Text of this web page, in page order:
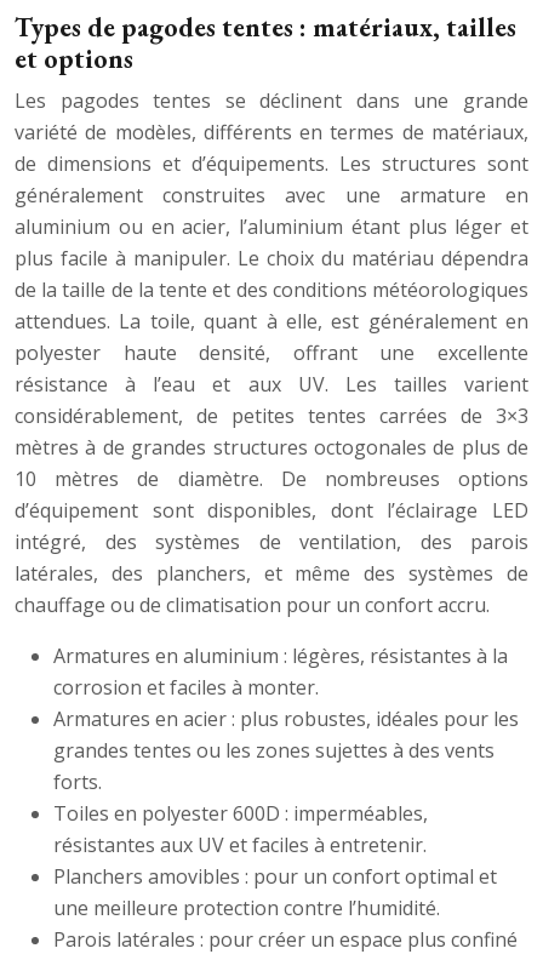
Types de pagodes tentes : matériaux, tailles
et options
Les pagodes tentes se déclinent dans une grande
variété de modèles, différents en termes de matériaux,
de dimensions et d’équipements. Les structures sont
généralement construites avec une armature en
aluminium ou en acier, l’aluminium étant plus léger et
plus facile à manipuler. Le choix du matériau dépendra
de la taille de la tente et des conditions météorologiques
attendues. La toile, quant à elle, est généralement en
polyester haute densité, offrant une excellente
résistance à l’eau et aux UV. Les tailles varient
considérablement, de petites tentes carrées de 3×3
mètres à de grandes structures octogonales de plus de
10 mètres de diamètre. De nombreuses options
d’équipement sont disponibles, dont l’éclairage LED
intégré, des systèmes de ventilation, des parois
latérales, des planchers, et même des systèmes de
chauffage ou de climatisation pour un confort accru.
Armatures en aluminium : légères, résistantes à la
corrosion et faciles à monter.
Armatures en acier : plus robustes, idéales pour les
grandes tentes ou les zones sujettes à des vents
forts.
Toiles en polyester 600D : imperméables,
résistantes aux UV et faciles à entretenir.
Planchers amovibles : pour un confort optimal et
une meilleure protection contre l’humidité.
Parois latérales : pour créer un espace plus confiné